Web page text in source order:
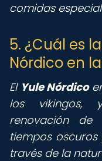
comidas
5. ¿Cuál es
Nórdico en
El Yule Nórdico
los vikingos,
renovación
tiempos
través de la